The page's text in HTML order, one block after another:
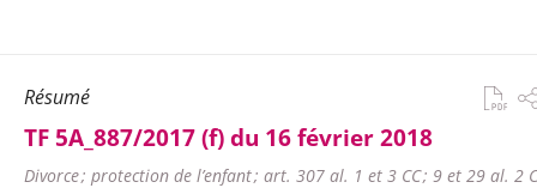
Résumé
TF 5A_887/2017 (f) du 16 février 2018
Divorce ; protection de l’enfant ; art. 307 al. 1 et 3 CC ; 9 et 29 al. 2